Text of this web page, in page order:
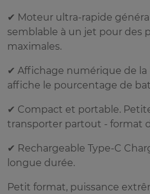
✔ Moteur ultra-rapide
semblable à un jet pour des
maximales.
✔ Affichage numérique de la
affiche le pourcentage de
✔ Compact et portable.
transporter partout - format
✔ Rechargeable Type-C
longue durée.
Petit format, puissance